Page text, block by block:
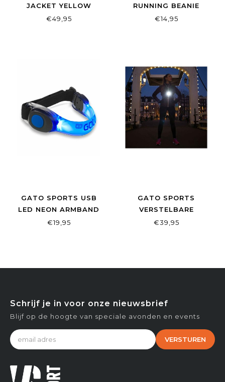
JACKET YELLOW
WOMEN
€49,95
RUNNING BEANIE
HEREN
€14,95
GATO SPORTS USB
LED NEON ARMBAND
BLAUW
€19,95
GATO SPORTS
VERSTELBARE
BORSTLAMP
€39,95
Schrijf je in voor onze nieuwsbrief
Blijf op de hoogte van speciale avonden en events
VERSTUREN